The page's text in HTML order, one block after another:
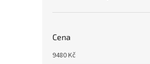
Cena
9480Kč